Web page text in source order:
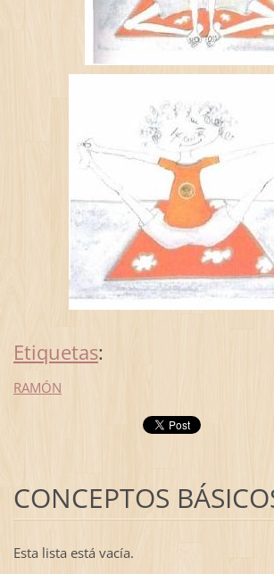
Etiquetas:
RAMÓN
CONCEPTOS
Esta lista está vacía.